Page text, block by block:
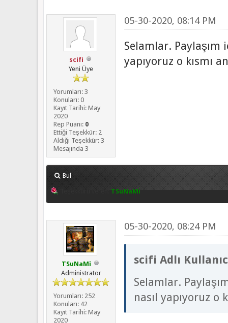
scifi
Yeni Üye
Yorumları: 3
Konuları: 0
Kayıt Tarihi: May
2020
Rep Puanı: 0
Ettiği Teşekkür: 2
Aldığı Teşekkür: 3
Mesajında 3
05-30-2020, 08:14 PM
Selamlar.
yapıyoruz o kısmı
Bul
TSuNaMi
TSuNaMi
Administrator
Yorumları: 252
Konuları: 42
Kayıt Tarihi: May
2020
05-30-2020, 08:24 PM
scifi Adlı
Selamlar.
nasıl yapıyoruz o